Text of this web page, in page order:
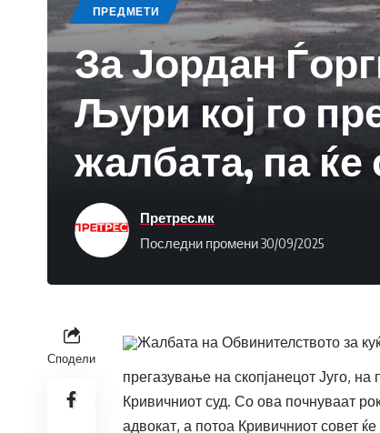
ПРЕДМЕТИ
За Јордан
Љури кој го
жалбата, па
Последни промени 30/09/2025
Претрес.мк
Сподели
Жалбата на Обвинителството за
прегазување на скопјанецот Југо,
Кривичниот суд. Со ова почнуваат
адвокат, а потоа Кривичниот совет